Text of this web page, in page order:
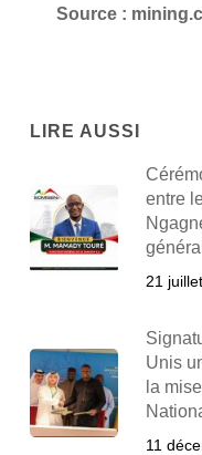
Source :
LIRE AUSSI
entre
21
Unis
la
11